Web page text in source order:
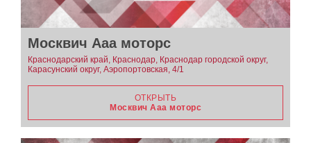
Москвич Ааа моторс
Краснодарский край, Краснодар, Краснодар городской округ,
Карасунский округ, Аэропортовская, 4/1
ОТКРЫТЬ
Москвич Ааа моторс